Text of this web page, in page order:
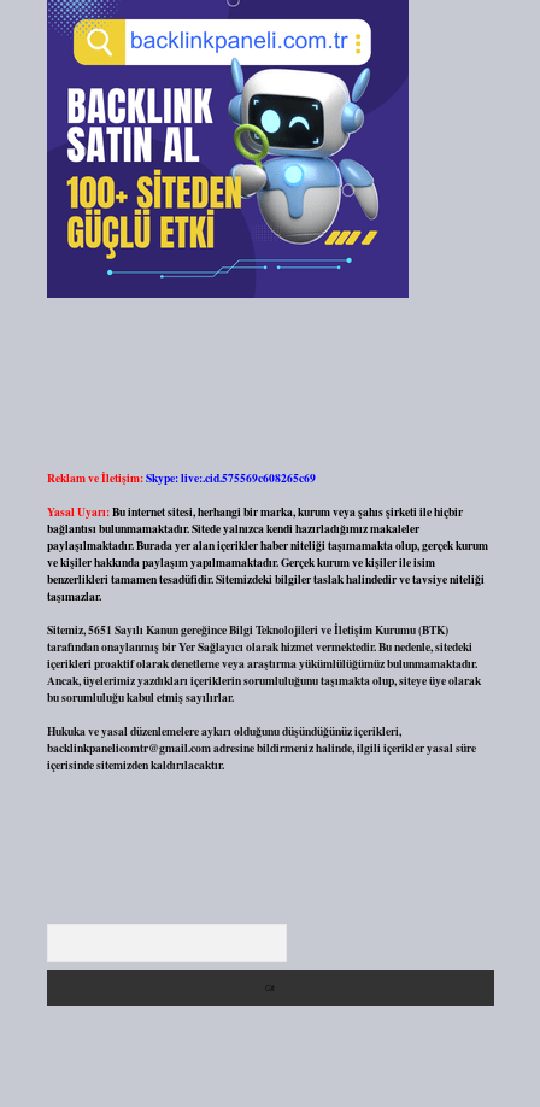
Reklam ve İletişim:Skype: live:.cid.575569c608265c69
Yasal Uyarı:Bu internet sitesi, herhangi bir marka, kurum veya şahıs şirketi ile hiçbir
bağlantısı bulunmamaktadır. Sitede yalnızca kendi hazırladığımız makaleler
paylaşılmaktadır. Burada yer alan içerikler haber niteliği taşımamakta olup, gerçek kurum
ve kişiler hakkında paylaşım yapılmamaktadır. Gerçek kurum ve kişiler ile isim
benzerlikleri tamamen tesadüfidir. Sitemizdeki bilgiler taslak halindedir ve tavsiye niteliği
taşımazlar.
Sitemiz, 5651 Sayılı Kanun gereğince Bilgi Teknolojileri ve İletişim Kurumu (BTK)
tarafından onaylanmış bir Yer Sağlayıcı olarak hizmet vermektedir. Bu nedenle, sitedeki
içerikleri proaktif olarak denetleme veya araştırma yükümlülüğümüz bulunmamaktadır.
Ancak, üyelerimiz yazdıkları içeriklerin sorumluluğunu taşımakta olup, siteye üye olarak
bu sorumluluğu kabul etmiş sayılırlar.
Hukuka ve yasal düzenlemelere aykırı olduğunu düşündüğünüz içerikleri,
backlinkpanelicomtr@gmail.comadresine bildirmeniz halinde, ilgili içerikler yasal süre
içerisinde sitemizden kaldırılacaktır.